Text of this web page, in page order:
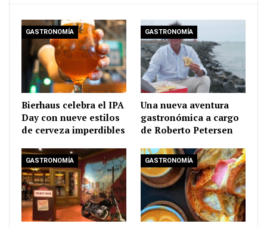
GASTRONOMÍA
Bierhaus celebra el IPA
Day con nueve estilos
de cerveza imperdibles
GASTRONOMÍA
Una nueva aventura
gastronómica a cargo
de Roberto Petersen
GASTRONOMÍA GASTRONOMÍA